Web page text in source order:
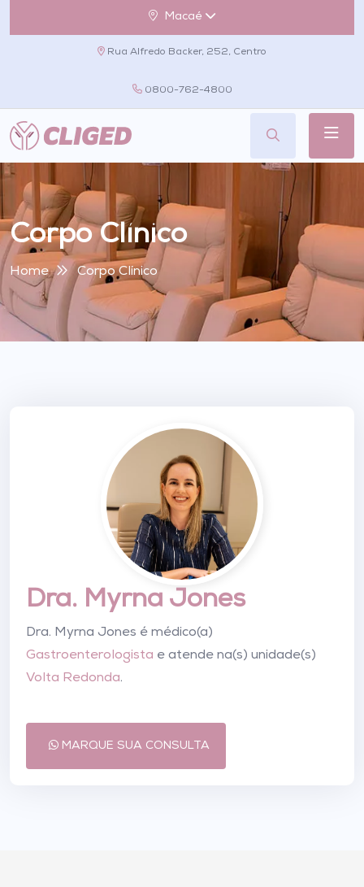
Macaé
Rua Alfredo Backer, 252, Centro
0800-762-4800
Corpo Clínico
Home Corpo Clínico
Dra. Myrna Jones
Dra. Myrna Jones é médico(a)
Gastroenterologista e atende na(s) unidade(s)
Volta Redonda.
MARQUE SUA CONSULTA